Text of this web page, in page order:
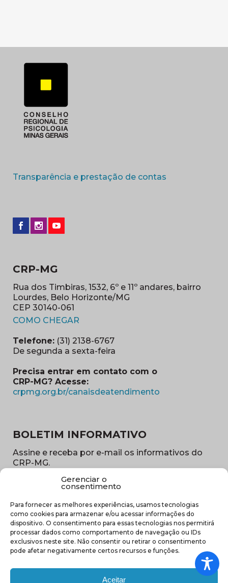
Gerenciar o
consentimento
Para fornecer as melhores experiências, usamos tecnologias
como cookies para armazenar e/ou acessar informações do
dispositivo. O consentimento para essas tecnologias nos permitirá
processar dados como comportamento de navegação ou IDs
exclusivos neste site. Não consentir ou retirar o consentimento
pode afetar negativamente certos recursos e funções.
Aceitar
Transparência e prestação de contas
CRP-MG
Rua dos Timbiras, 1532, 6º e 11º andares, bairro
Lourdes, Belo Horizonte/MG
CEP 30140-061
COMO CHEGAR
Telefone: (31) 2138-6767
De segunda a sexta-feira
Precisa entrar em contato com o
CRP-MG? Acesse:
crpmg.org.br/canaisdeatendimento
BOLETIM INFORMATIVO
Assine e receba por e-mail os informativos do
CRP-MG.
E-
mail
(obrigatório)
Sub
região